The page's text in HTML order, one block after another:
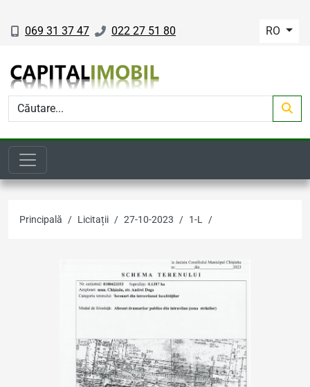
069 31 37 47 022 27 51 80 RO
Principală Licitații 27-10-2023 1-L